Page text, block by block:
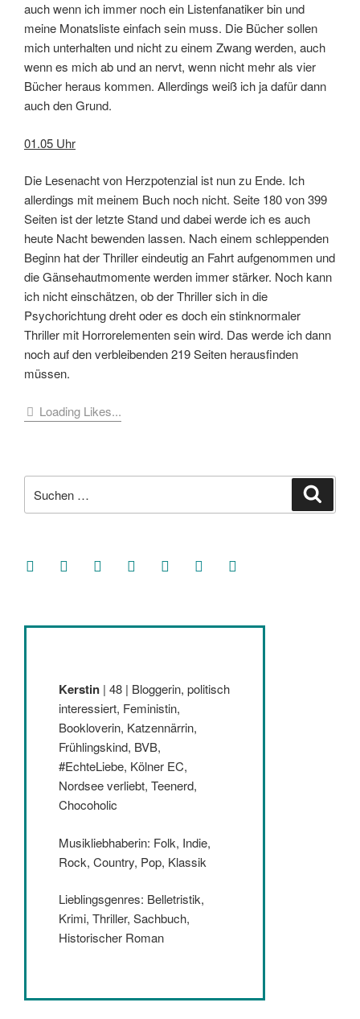
auch wenn ich immer noch ein Listenfanatiker bin und
meine Monatsliste einfach sein muss. Die Bücher sollen
mich unterhalten und nicht zu einem Zwang werden, auch
wenn es mich ab und an nervt, wenn nicht mehr als vier
Bücher heraus kommen. Allerdings weiß ich ja dafür dann
auch den Grund.
01.05 Uhr
Die Lesenacht von Herzpotenzial ist nun zu Ende. Ich
allerdings mit meinem Buch noch nicht. Seite 180 von 399
Seiten ist der letzte Stand und dabei werde ich es auch
heute Nacht bewenden lassen. Nach einem schleppenden
Beginn hat der Thriller eindeutig an Fahrt aufgenommen und
die Gänsehautmomente werden immer stärker. Noch kann
ich nicht einschätzen, ob der Thriller sich in die
Psychorichtung dreht oder es doch ein stinknormaler
Thriller mit Horrorelementen sein wird. Das werde ich dann
noch auf den verbleibenden 219 Seiten herausfinden
müssen.
Loading Likes...
nach:
facebooksoundcloud
twitter mastodoninstagramthreads goodreads
Kerstin | 48 | Bloggerin, politisch
interessiert, Feministin,
Bookloverin, Katzennärrin,
Frühlingskind, BVB,
#EchteLiebe, Kölner EC,
Nordsee verliebt, Teenerd,
Chocoholic
Musikliebhaberin: Folk, Indie,
Rock, Country, Pop, Klassik
Lieblingsgenres: Belletristik,
Krimi, Thriller, Sachbuch,
Historischer Roman